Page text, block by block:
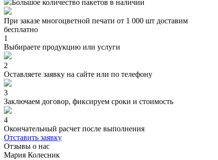
Большое количество пакетов в наличии
При заказе многоцветной печати от 1 000 шт доставим
бесплатно
1
Выбираете продукцию или услуги
2
Оставляете заявку на сайте или по телефону
3
Заключаем договор, фиксируем сроки и стоимость
4
Окончательный расчет после выполнения
Отставить заявку
Отзывы о нас
Мария Колесник